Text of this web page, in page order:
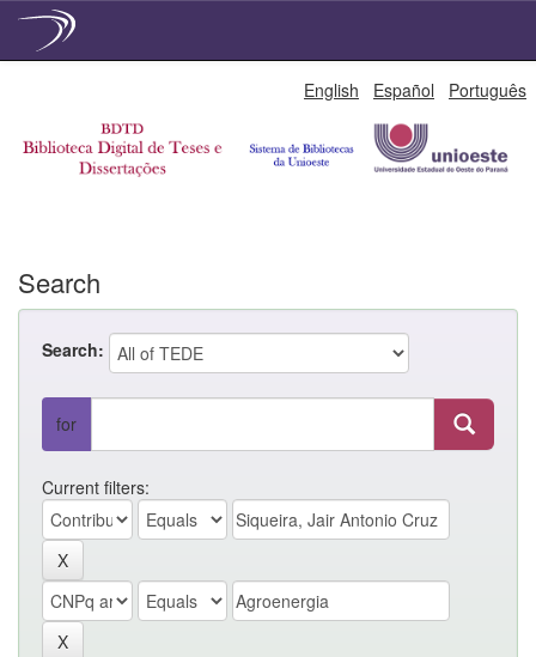
English Español Português
Search
Search:
for
Current filters: